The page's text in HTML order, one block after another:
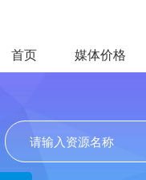
首页 媒体价格